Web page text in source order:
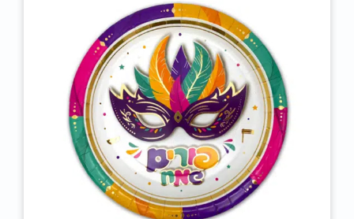
קערות פלסטיק וינטג' - קרם
9.90₪